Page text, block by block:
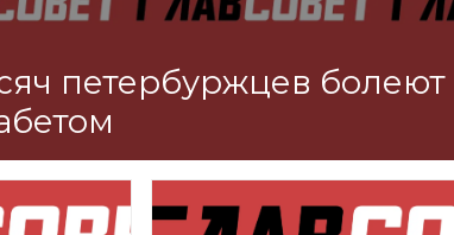
петербуржцев болеют